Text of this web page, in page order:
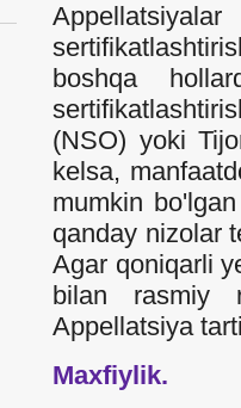
boshqa
(NSO) yoki
kelsa,
mumkin
qanday nizolar
Agar qoniqarli
bilan rasmiy
Appellatsiya
Maxfiylik.